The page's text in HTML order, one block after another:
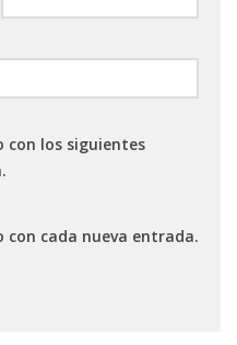
con los siguientes
con cada nueva entrada.